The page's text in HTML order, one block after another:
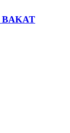
BAKAT